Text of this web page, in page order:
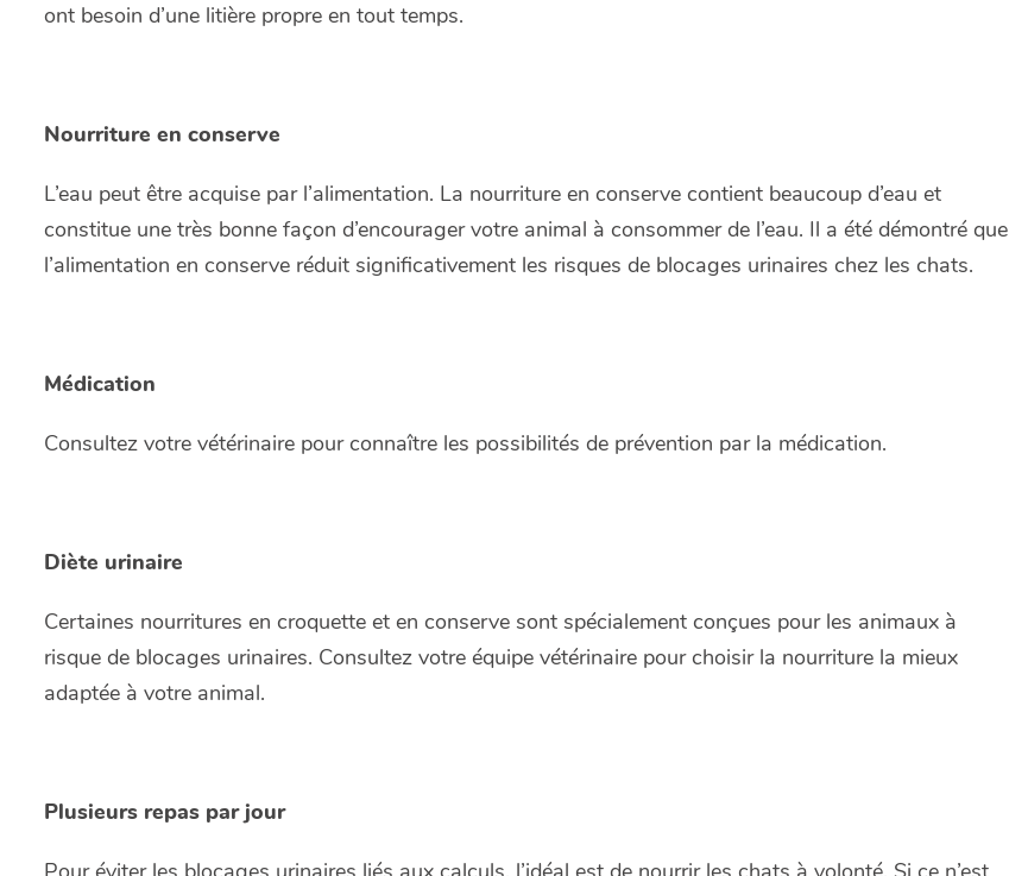
ont besoin d’une litière propre en tout temps.
Nourriture en conserve
L’eau peut être acquise par l’alimentation. La nourriture en conserve contient beaucoup d’eau et
constitue une très bonne façon d’encourager votre animal à consommer de l’eau. Il a été démontré que
l’alimentation en conserve réduit significativement les risques de blocages urinaires chez les chats.
Médication
Consultez votre vétérinaire pour connaître les possibilités de prévention par la médication.
Diète urinaire
Certaines nourritures en croquette et en conserve sont spécialement conçues pour les animaux à
risque de blocages urinaires. Consultez votre équipe vétérinaire pour choisir la nourriture la mieux
adaptée à votre animal.
Plusieurs repas par jour